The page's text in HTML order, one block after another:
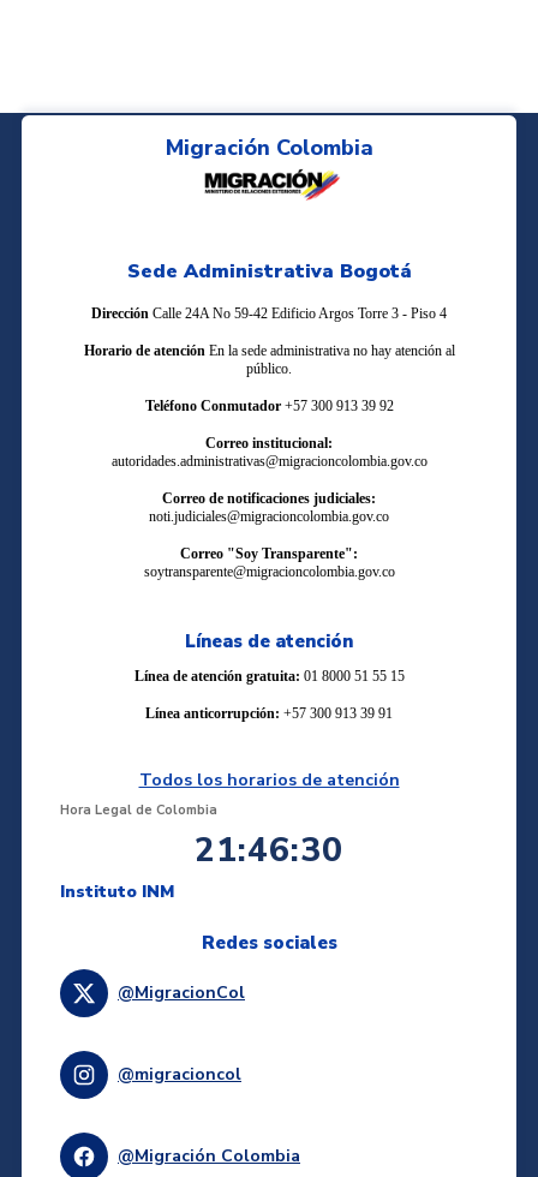
Migración Colombia
Sede Administrativa Bogotá
Dirección Calle 24A No 59-42 Edificio Argos Torre 3 - Piso 4
Horario de atención En la sede administrativa no hay atención al
público.
Teléfono Conmutador +57 300 913 39 92
Correo institucional:
autoridades.administrativas@migracioncolombia.gov.co
Correo de notificaciones judiciales:
noti.judiciales@migracioncolombia.gov.co
Correo "Soy Transparente":
soytransparente@migracioncolombia.gov.co
Líneas de atención
Línea de atención gratuita: 01 8000 51 55 15
Línea anticorrupción: +57 300 913 39 91
Todos los horarios de atención
Hora Legal de Colombia
21:46:31
Instituto INM
Redes sociales
@MigracionCol
@migracioncol
@Migración Colombia